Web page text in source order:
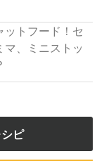
ットフード！セ
マ、ミニストッ
ピ